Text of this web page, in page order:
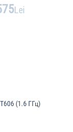
Lei
(1.6 ГГц)